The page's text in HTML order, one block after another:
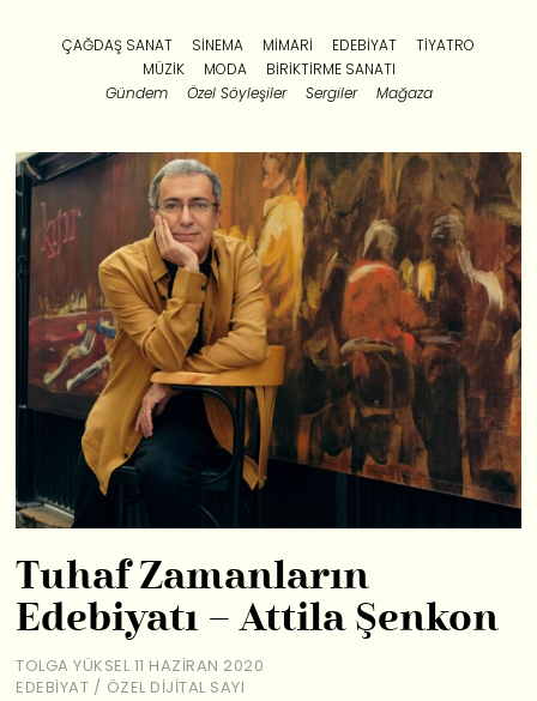
ÇAĞDAŞ SANAT SINEMA MIMARI EDEBIYAT
TIYATRO
MÜZIK
MODA
BIRIKTIRME SANATI
Gündem
Özel Söyleşiler Sergiler Mağaza
Tuhaf Zamanların
Edebiyatı – Attila Şenkon
TOLGA YÜKSEL 11 HAZIRAN 2020
EDEBIYAT / ÖZEL DIJITAL SAYI